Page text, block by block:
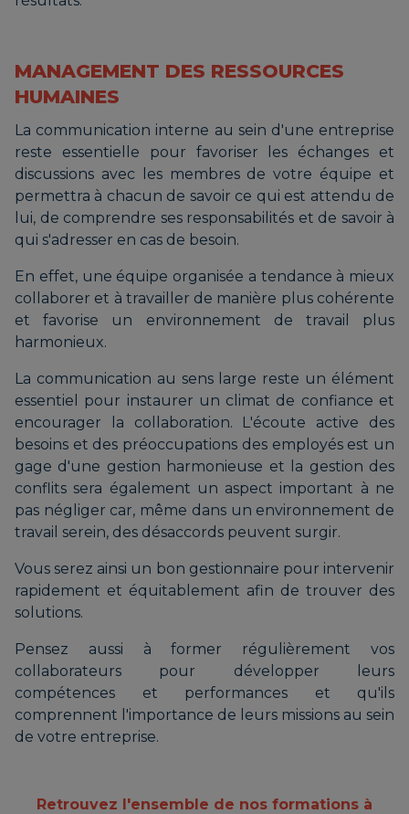
MANAGEMENT DES RESSOURCES
HUMAINES
La communication interne au sein d'une entreprise
reste essentielle pour favoriser les échanges et
discussions avec les membres de votre équipe et
permettra à chacun de savoir ce qui est attendu de
lui, de comprendre ses responsabilités et de savoir à
qui s'adresser en cas de besoin.
En effet, une équipe organisée a tendance à mieux
collaborer et à travailler de manière plus cohérente
et favorise un environnement de travail plus
harmonieux.
La communication au sens large reste un élément
essentiel pour instaurer un climat de confiance et
encourager la collaboration. L'écoute active des
besoins et des préoccupations des employés est un
gage d'une gestion harmonieuse et la gestion des
conflits sera également un aspect important à ne
pas négliger car, même dans un environnement de
travail serein, des désaccords peuvent surgir.
Vous serez ainsi un bon gestionnaire pour intervenir
rapidement et équitablement afin de trouver des
solutions.
Pensez aussi à former régulièrement vos
collaborateurs pour développer leurs
compétences et performances et qu'ils
comprennent l'importance de leurs missions au sein
de votre entreprise.
Retrouvez l'ensemble de nos formations à